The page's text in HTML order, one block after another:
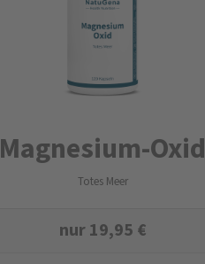
Magnesium-Oxid
Totes Meer
nur19,95 €